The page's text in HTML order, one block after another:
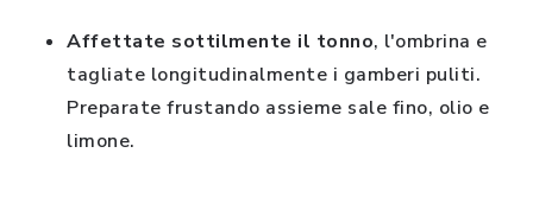
Affettate sottilmente il tonno, l'ombrina e
tagliate longitudinalmente i gamberi puliti.
Preparate frustando assieme sale fino, olio e
limone.